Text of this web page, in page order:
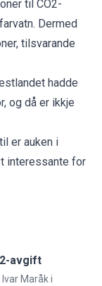
til CO2-
Dermed
tilsvarande
hadde
og då er ikkje
er auken i
interessante for
avgift
Maråk i